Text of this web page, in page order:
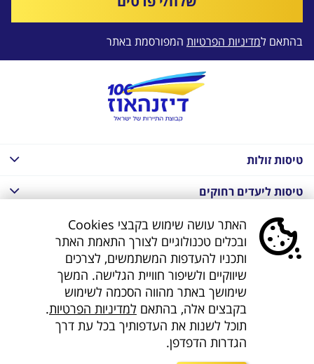
בהתאם למדיניות הפרטיות המפורסמת באתר
טיסות זולות
טיסות ליעדים רחוקים
חבילות נופש בחו"ל
חבילות נופש בחו"ל
חבילות טוס וסע
דילים לחו"ל
קישורים נוספים
האתר עושה שימוש בקבצי Cookies
ובכלים טכנולוגיים לצורך התאמת האתר
ותכניו להעדפות המשתמשים, לצרכים
שיווקיים ולשיפור חוויית הגלישה. המשך
שימושך באתר מהווה הסכמה לשימוש
בקבצים אלה, בהתאם למדיניות הפרטיות.
תוכל לשנות את העדפותיך בכל עת דרך
הגדרות הדפדפן.